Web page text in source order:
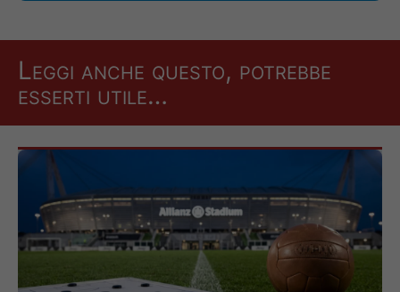
Leggi anche questo, potrebbe
esserti utile…